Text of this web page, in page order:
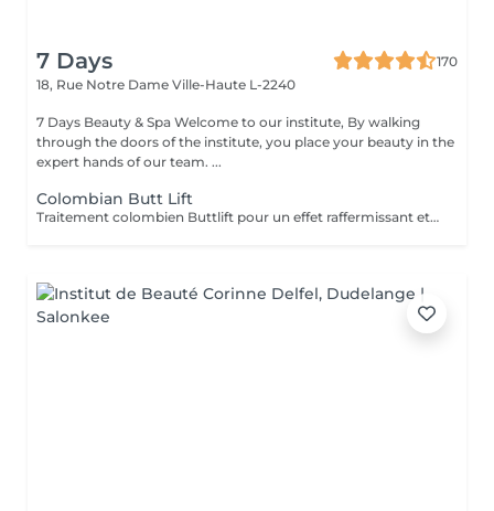
7 Days
170
18, Rue Notre Dame Ville-Haute L-2240
7 Days Beauty & Spa Welcome to our institute, By walking
through the doors of the institute, you place your beauty in the
expert hands of our team. ...
Colombian Butt Lift
Traitement colombien Buttlift pour un effet raffermissant et volumateur immédiat, donnant un effet ballon à lés fasses. Traitement comprenant massage, aspiration vacuum et massage post-traitement. Avec la possibilité de combiner des crèmes pour un effet plus durable.